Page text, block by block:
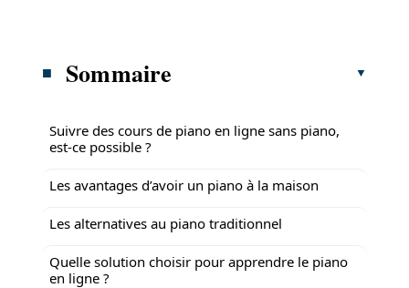
Sommaire
Suivre des cours de piano en ligne sans piano,
est-ce possible ?
Les avantages d’avoir un piano à la maison
Les alternatives au piano traditionnel
Quelle solution choisir pour apprendre le piano
en ligne ?